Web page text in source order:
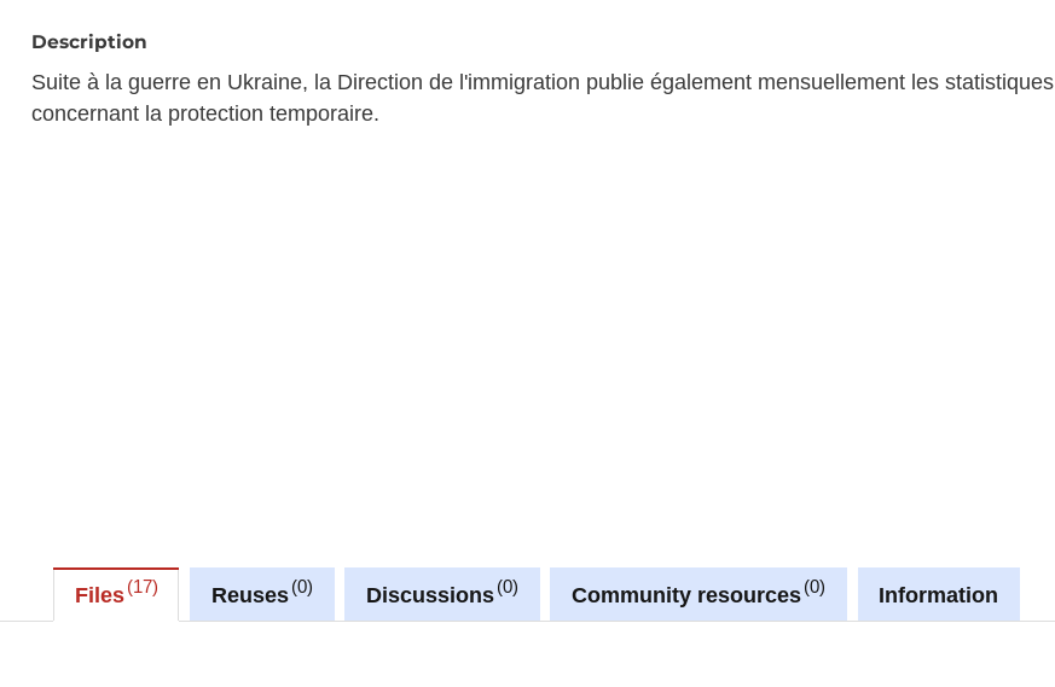
Description
Suite à la guerre en Ukraine, la Direction de l'immigration publie également mensuellement les statistiques
concernant la protection temporaire.
Files 17 Reuses 0 Discussions 0 Community resources 0 Information